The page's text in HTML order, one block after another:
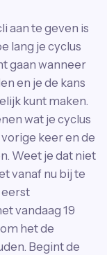
aan te geven is
lang je cyclus
gaan wanneer
en je de kans
kunt maken.
wat je cyclus
vorige keer en de
Weet je dat niet
vanaf nu bij te
eerst
vandaag 19
het de
Begint de